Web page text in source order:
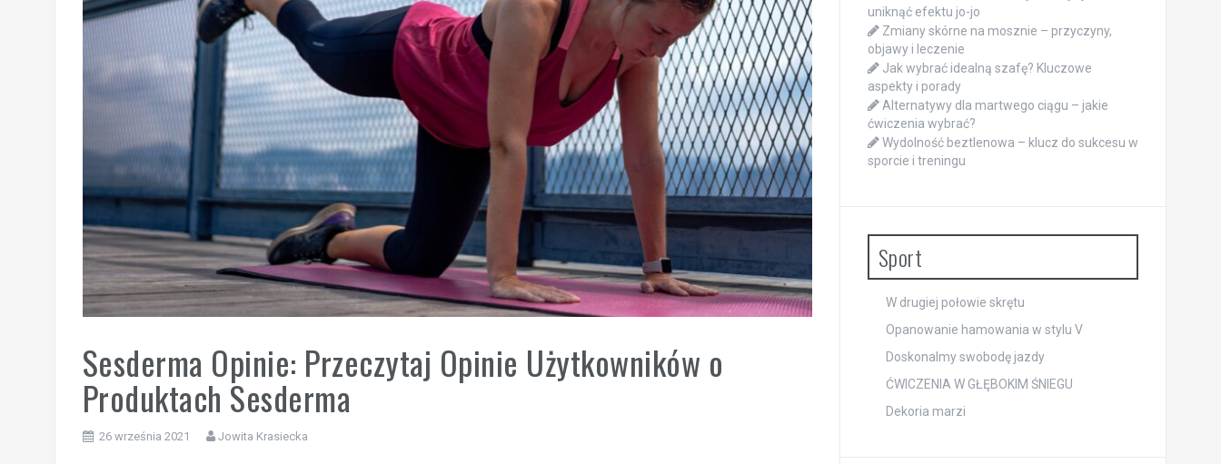
Sesderma Opinie: Przeczytaj Opinie Użytkowników o
Produktach Sesderma
26 września 2021 Jowita Krasiecka
uniknąć efektu jo-jo
Zmiany skórne na mosznie – przyczyny,
objawy i leczenie
Jak wybrać idealną szafę? Kluczowe
aspekty i porady
Alternatywy dla martwego ciągu – jakie
ćwiczenia wybrać?
Wydolność beztlenowa – klucz do sukcesu w
sporcie i treningu
Sport
W drugiej połowie skrętu
Opanowanie hamowania w stylu V
Doskonalmy swobodę jazdy
ĆWICZENIA W GŁĘBOKIM ŚNIEGU
Dekoria marzi